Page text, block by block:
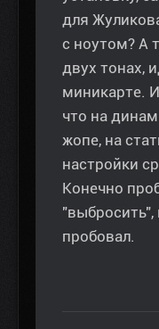
для
с ноутом? А
двух тонах,
миникарте.
что на
жопе, на
настройки
Конечно
"выбросить",
пробовал.